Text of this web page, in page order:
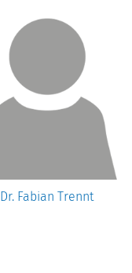
Dr. Fabian Trennt